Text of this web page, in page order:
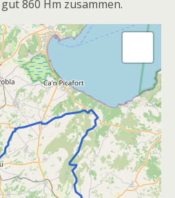
860 Hm zusammen.